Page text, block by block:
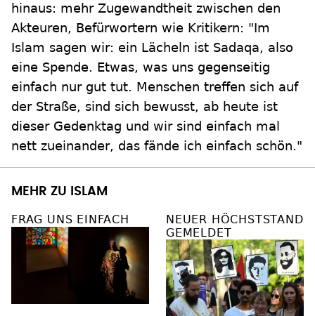
hinaus: mehr Zugewandtheit zwischen den
Akteuren, Befürwortern wie Kritikern: "Im
Islam sagen wir: ein Lächeln ist Sadaqa, also
eine Spende. Etwas, was uns gegenseitig
einfach nur gut tut. Menschen treffen sich auf
der Straße, sind sich bewusst, ab heute ist
dieser Gedenktag und wir sind einfach mal
nett zueinander, das fände ich einfach schön."
MEHR ZU ISLAM
FRAG UNS EINFACH
NEUER HÖCHSTSTAND
GEMELDET